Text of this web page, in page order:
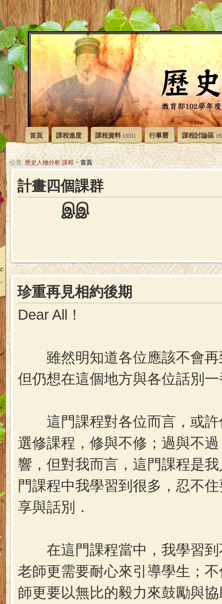
首頁 課程進度 課程資料 (331) 行事曆 課程討論區
位置:歷史人物分析 課程 > 首頁
計畫四個課群
இஇ
珍重再見相約後期
Dear All！
雖然明知道各位應該不會再
但仍想在這個地方與各位話別
這門課程對各位而言，或許
選修課程，修與不修；過與不
響，但對我而言，這門課程是
門課程中我學習到很多，忍不
享與話別．
在這門課程當中，我學習到
老師更需要耐心來引導學生；
師更要以無比的毅力來鼓勵與